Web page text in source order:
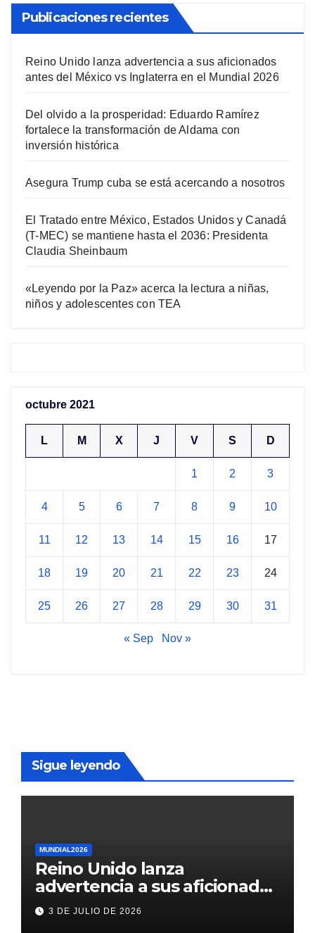
Publicaciones recientes
Reino Unido lanza advertencia a sus aficionados
antes del México vs Inglaterra en el Mundial 2026
Del olvido a la prosperidad: Eduardo Ramírez
fortalece la transformación de Aldama con
inversión histórica
Asegura Trump cuba se está acercando a nosotros
El Tratado entre México, Estados Unidos y Canadá
(T-MEC) se mantiene hasta el 2036: Presidenta
Claudia Sheinbaum
«Leyendo por la Paz» acerca la lectura a niñas,
niños y adolescentes con TEA
octubre 2021
L M X J V S D
1 2 3
4 5 6 7 8 9 10
11 12 13 14 15 16 17
18 19 20 21 22 23 24
25 26 27 28 29 30 31
« Sep Nov »
Sigue leyendo
MUNDIAL2026
Reino Unido lanza
advertencia a sus aficionados
antes del México vs
Inglaterra en el Mundial 2026
3 DE JULIO DE 2026